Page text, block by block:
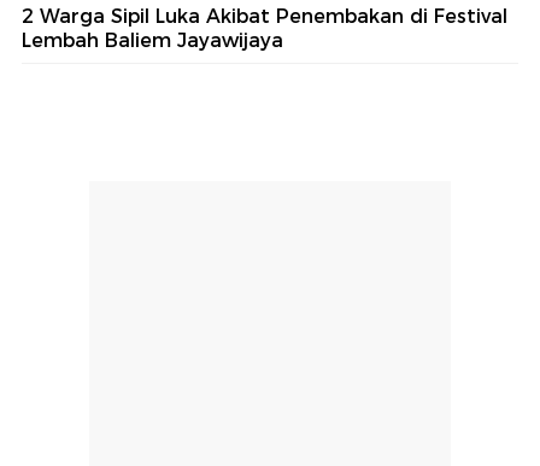
2 Warga Sipil Luka Akibat Penembakan di Festival
Lembah Baliem Jayawijaya